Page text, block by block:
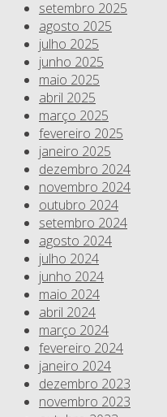
setembro 2025
agosto 2025
julho 2025
junho 2025
maio 2025
abril 2025
março 2025
fevereiro 2025
janeiro 2025
dezembro 2024
novembro 2024
outubro 2024
setembro 2024
agosto 2024
julho 2024
junho 2024
maio 2024
abril 2024
março 2024
fevereiro 2024
janeiro 2024
dezembro 2023
novembro 2023